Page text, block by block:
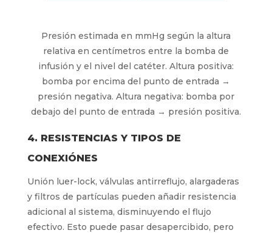
Presión estimada en mmHg según la altura
relativa en centímetros entre la bomba de
infusión y el nivel del catéter. Altura positiva:
bomba por encima del punto de entrada →
presión negativa. Altura negativa: bomba por
debajo del punto de entrada → presión positiva.
4. RESISTENCIAS Y TIPOS DE
CONEXIÓNES
Unión luer-lock, válvulas antirreflujo, alargaderas
y filtros de partículas pueden añadir resistencia
adicional al sistema, disminuyendo el flujo
efectivo. Esto puede pasar desapercibido, pero